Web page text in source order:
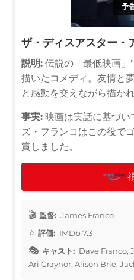
予
ザ・ディスアスター・
説明: 伝説の「最低映画
描いたコメディ。友情と
と感動を交えながら描か
事実: 映画は実話に基づい
ズ・フランコはこの役で
賞しました。
監督: James Franco
評価: IMDb 7.3
キャスト: Dave Franco,
Ari Graynor, Alison Brie,